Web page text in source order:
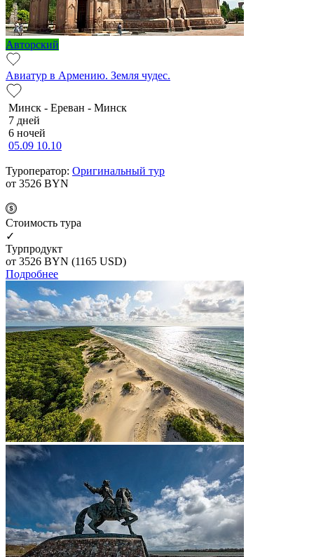
Авторский
Авиатур в Армению. Земля чудес.
Минск - Ереван - Минск
7 дней
6 ночей
05.09 10.10
Туроператор: Оригинальный тур
от 3526 BYN
Cтоимость тура
✓
Турпродукт
от 3526 BYN (1165 USD)
Подробнее